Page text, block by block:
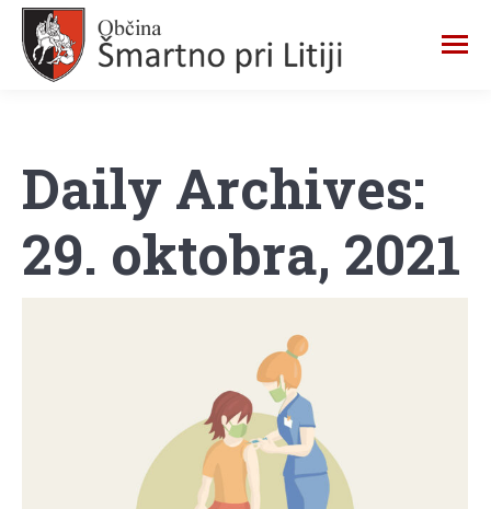
Daily Archives:
29. oktobra, 2021